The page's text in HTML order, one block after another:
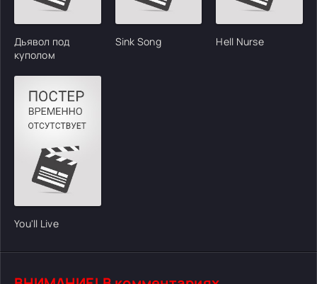
Дьявол под
куполом
Sink Song Hell Nurse
You'll Live